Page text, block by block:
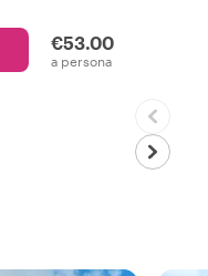
€53.00
a persona